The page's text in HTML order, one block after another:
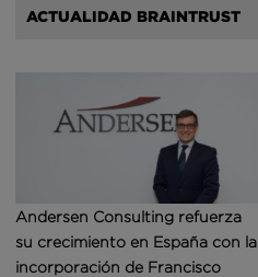
ACTUALIDAD BRAINTRUST
Andersen Consulting refuerza
su crecimiento en España con la
incorporación de Francisco